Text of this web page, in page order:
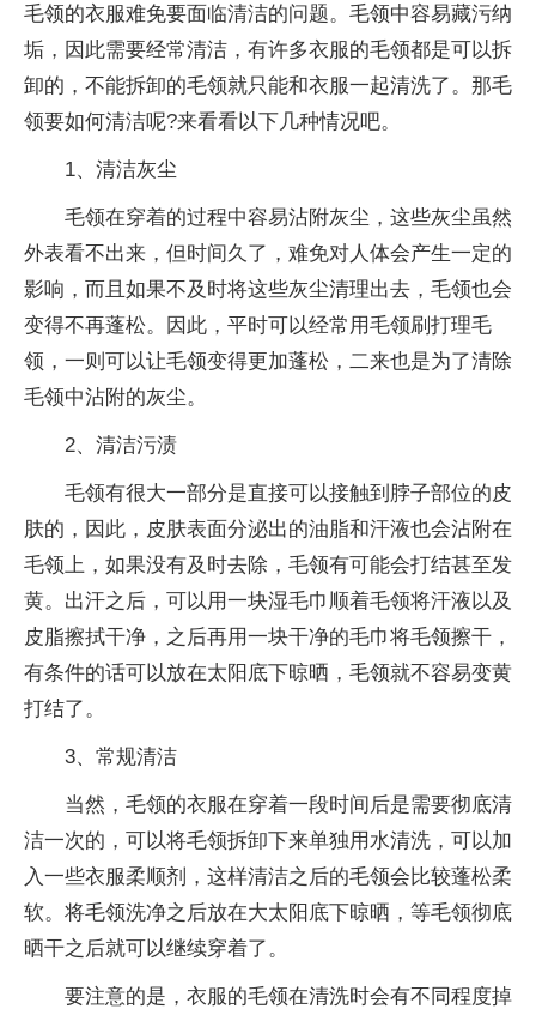
毛领的衣服难免要面临清洁的问题。毛领中容易藏污纳
垢，因此需要经常清洁，有许多衣服的毛领都是可以拆
卸的，不能拆卸的毛领就只能和衣服一起清洗了。那毛
领要如何清洁呢?来看看以下几种情况吧。
1、清洁灰尘
毛领在穿着的过程中容易沾附灰尘，这些灰尘虽然
外表看不出来，但时间久了，难免对人体会产生一定的
影响，而且如果不及时将这些灰尘清理出去，毛领也会
变得不再蓬松。因此， 平时可以经常用毛领刷打理毛
领，一则可以让毛领变得更加蓬松，二来也是为了清除
毛领中沾附的灰尘。
2、清洁污渍
毛领有很大一部分是直接可以接触到脖子部位的皮
肤的，因此，皮肤表面分泌出的油脂和汗液也会沾附在
毛领上，如果没有及时去除，毛领有可能会打结甚至发
黄。出汗之后，可以用一块湿毛巾顺着毛领将汗液以及
皮脂擦拭干净，之后再用一块干净的毛巾将毛领擦干，
有条件的话可以放在太阳底下晾晒，毛领就不容易变黄
打结了。
3、常规清洁
当然，毛领的衣服在穿着一段时间后是需要彻底清
洁一次的，可以将毛领拆卸下来单独用水清洗，可以加
入一些衣服柔顺剂，这样清洁之后的毛领会比较蓬松柔
软。将毛领洗净之后放在大太阳底下晾晒，等毛领彻底
晒干之后就可以继续穿着了。
要注意的是，衣服的毛领在清洗时会有不同程度掉